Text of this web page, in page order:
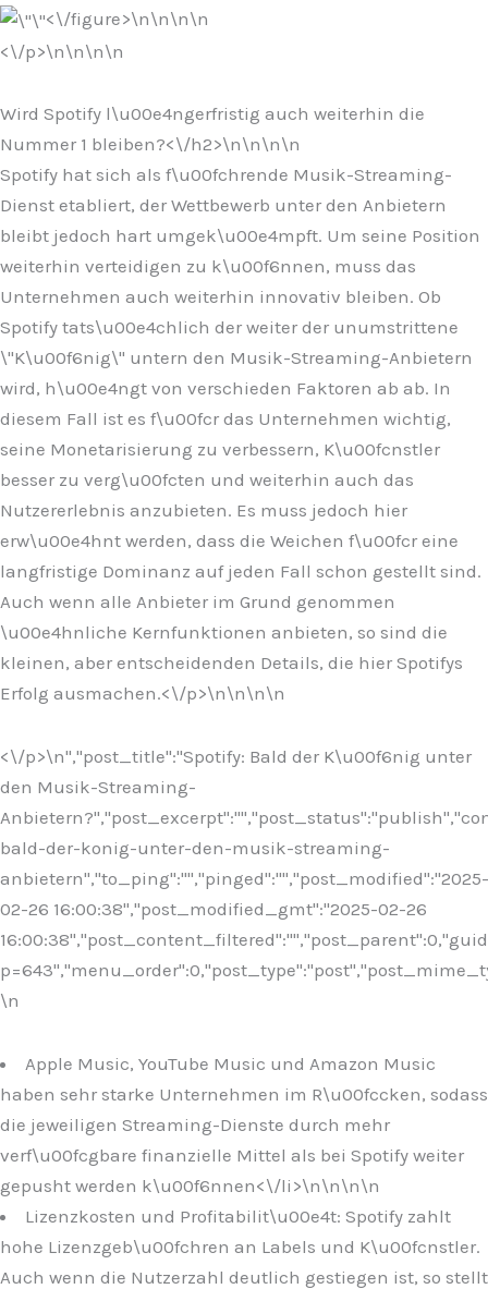
<\/figure>\n\n\n\n
<\/p>\n\n\n\n
Wird Spotify l\u00e4ngerfristig auch weiterhin die
Nummer 1 bleiben?<\/h2>\n\n\n\n
Spotify hat sich als f\u00fchrende Musik-Streaming-
Dienst etabliert, der Wettbewerb unter den Anbietern
bleibt jedoch hart umgek\u00e4mpft. Um seine Position
weiterhin verteidigen zu k\u00f6nnen, muss das
Unternehmen auch weiterhin innovativ bleiben. Ob
Spotify tats\u00e4chlich der weiter der unumstrittene
\"K\u00f6nig\" untern den Musik-Streaming-Anbietern
wird, h\u00e4ngt von verschieden Faktoren ab ab. In
diesem Fall ist es f\u00fcr das Unternehmen wichtig,
seine Monetarisierung zu verbessern, K\u00fcnstler
besser zu verg\u00fcten und weiterhin auch das
Nutzererlebnis anzubieten. Es muss jedoch hier
erw\u00e4hnt werden, dass die Weichen f\u00fcr eine
langfristige Dominanz auf jeden Fall schon gestellt sind.
Auch wenn alle Anbieter im Grund genommen
\u00e4hnliche Kernfunktionen anbieten, so sind die
kleinen, aber entscheidenden Details, die hier Spotifys
Erfolg ausmachen.<\/p>\n\n\n\n
<\/p>\n","post_title":"Spotify: Bald der K\u00f6nig unter
den Musik-Streaming-
bald-der-konig-unter-den-musik-streaming-
anbietern","to_ping":"","pinged":"","post_modified":"2025-
02-26 16:00:38","post_modified_gmt":"2025-02-26
\n
Apple Music, YouTube Music und Amazon Music
haben sehr starke Unternehmen im R\u00fccken, sodass
die jeweiligen Streaming-Dienste durch mehr
verf\u00fcgbare finanzielle Mittel als bei Spotify weiter
gepusht werden k\u00f6nnen<\/li>\n\n\n\n
Lizenzkosten und Profitabilit\u00e4t: Spotify zahlt
hohe Lizenzgeb\u00fchren an Labels und K\u00fcnstler.
Auch wenn die Nutzerzahl deutlich gestiegen ist, so stellt